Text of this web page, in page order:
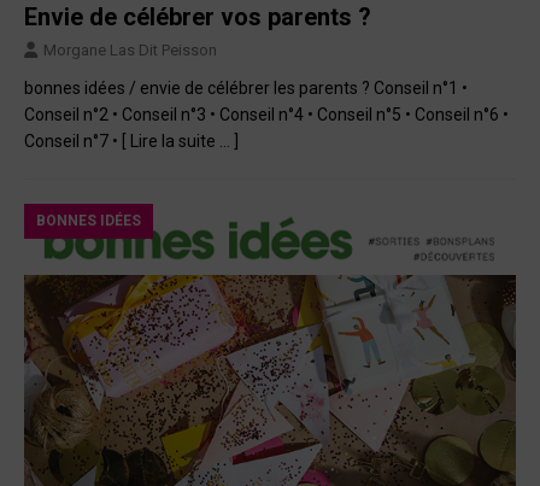
Envie de célébrer vos parents ?
Morgane Las Dit Peisson
bonnes idées / envie de célébrer les parents ? Conseil n°1 •
Conseil n°2 • Conseil n°3 • Conseil n°4 • Conseil n°5 • Conseil n°6 •
Conseil n°7 • [ Lire la suite … ]
BONNES IDÉES